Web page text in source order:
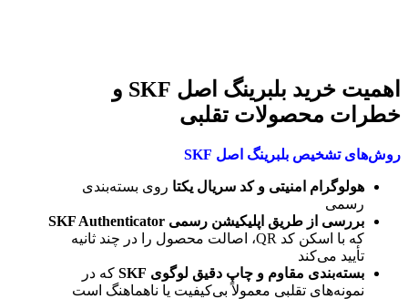
اهمیت خرید بلبرینگ اصل SKF و
خطرات محصولات تقلبی
روش‌های تشخیص بلبرینگ اصل
هولوگرام امنیتی و کد سریال یکتا روی بسته‌بندی
رسمی
بررسی از طریق اپلیکیشن رسمی
که با اسکن کد QR، اصالت محصول را در چند ثانیه
تأیید می‌کند
بسته‌بندی مقاوم و چاپ دقیق لوگوی
که در
نمونه‌های تقلبی معمولاً بی‌کیفیت یا ناهماهنگ است